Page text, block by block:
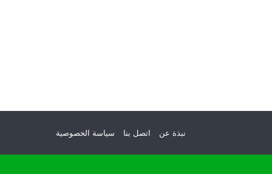
نبذة عن اتصل بنا سياسة الخصوصية